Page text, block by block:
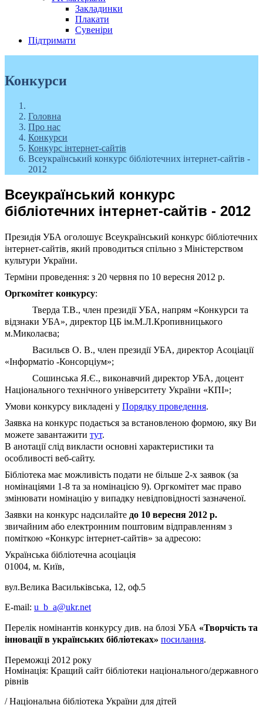
Закладинки
Плакати
Сувеніри
Підтримати
Конкурси
Головна
Про нас
Конкурси
Конкурс інтернет-сайтів
Всеукраїнський конкурс бібліотечних інтернет-сайтів -
2012
Всеукраїнський конкурс
бібліотечних інтернет-сайтів - 2012
Президія УБА оголошує Всеукраїнський конкурс бібліотечних
інтернет-сайтів, який проводиться спільно з Міністерством
культури України.
Терміни проведення: з 20 червня по 10 вересня 2012 р.
Оргкомітет конкурсу:
Тверда Т.В., член президії УБА, напрям «Конкурси та
відзнаки УБА», директор ЦБ ім.М.Л.Кропивницького
м.Миколаєва;
Васильєв О. В., член президії УБА, директор Асоціації
«Інформатіо -Консорціум»;
Сошинська Я.Є., виконавчий директор УБА, доцент
Національного технічного університету України «КПІ»;
Умови конкурсу викладені у Порядку проведення.
Заявка на конкурс подається за встановленою формою, яку Ви
можете завантажити тут.
В анотації слід викласти основні характеристики та
особливості веб-сайту.
Бібліотека має можливість подати не більше 2-х заявок (за
номінаціями 1-8 та за номінацією 9). Оргкомітет має право
змінювати номінацію у випадку невідповідності зазначеної.
Заявки на конкурс надсилайте до 10 вересня 2012 р.
звичайним або електронним поштовим відправленням з
поміткою «Конкурс інтернет-сайтів» за адресою:
Українська бібліотечна асоціація
01004, м. Київ,
вул.Велика Васильківська, 12, оф.5
E-mail: u_b_a@ukr.net
Перелік номінантів конкурсу див. на блозі УБА «Творчість та
інновації в українських бібліотеках» посилання.
Переможці 2012 року
Номінація: Кращий сайт бібліотеки національного/державного
рівнів
/Національна бібліотека України для дітей